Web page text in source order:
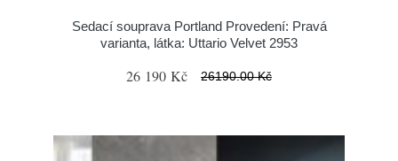
Sedací souprava Portland Provedení: Pravá
varianta, látka: Uttario Velvet 2953
26 190 Kč 26190.00 Kč